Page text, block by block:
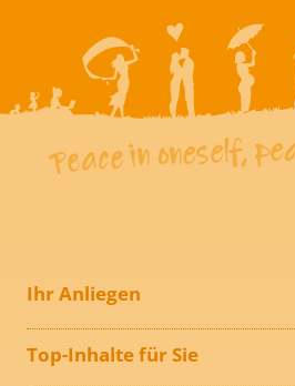
Ihr Anliegen
Top-Inhalte für Sie